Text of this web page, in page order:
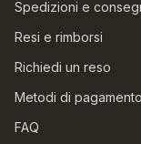
Spedizioni e
Resi e rimborsi
Richiedi un reso
Metodi di pagamento
FAQ